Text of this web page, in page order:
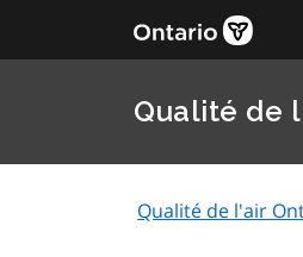
Qualité de
Qualité de l'air